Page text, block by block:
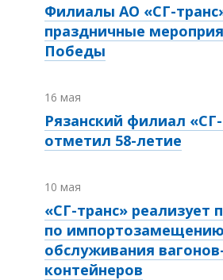
Филиалы АО «СГ-
праздничные
Победы
16 мая
Рязанский филиал
отметил 58-летие
10 мая
«СГ-транс» реализует
по
обслуживания
контейнеров